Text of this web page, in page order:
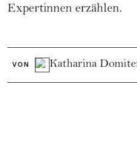
Expertinnen erzählen.
VON Katharina